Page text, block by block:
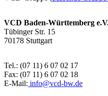
VCD Baden-Württemberg
Tübinger Str. 15
70178 Stuttgart
Tel.: (07 11) 6 07 02 17
Fax: (07 11) 6 07 02 18
E-Mail: info@vcd-bw.de